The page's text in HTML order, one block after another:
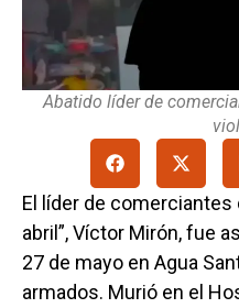
Abatido líder de
El líder de comerciantes
abril”, Víctor Mirón, fue
27 de mayo en Agua
armados. Murió en el